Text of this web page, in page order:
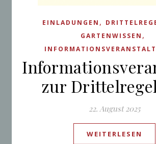
EINLADUNGEN ,
GARTENWISSEN ,
zur
22. August 2025
WEITERLESEN